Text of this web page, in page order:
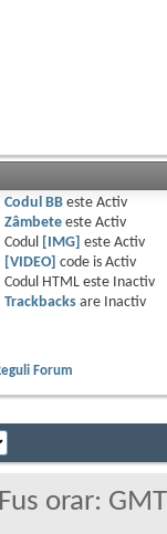
Codul BBeste Activ
Zâmbeteeste Activ
Codul
[IMG] este Activ
[VIDEO]
code is Activ
Codul HTML este
Inactiv
Trackbacksare
Inactiv
Forum
Fus orar: